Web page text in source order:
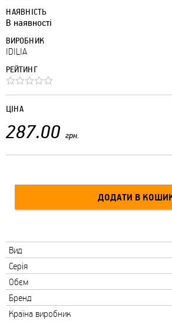
НАЯВНІСТЬ
В наявності
ВИРОБНИК
IDILIA
РЕЙТИНГ
ЦІНА
287.00 грн.
Вид
Серія
Обєм
Бренд
Країна виробник